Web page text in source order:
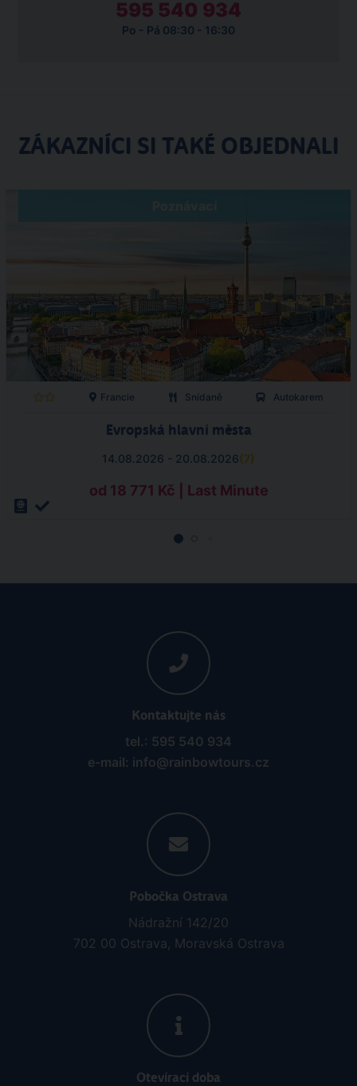
595 540 934
Po - Pá 08:30 - 16:30
ZÁKAZNÍCI SI TAKÉ OBJEDNALI
Francie Snídaně Autokarem
Evropská hlavní města
14.08.2026 - 20.08.2026(7)
od 18 771 Kč | Last Minute
Kontaktujte nás
tel.: 595 540 934
e-mail: info@rainbowtours.cz
Pobočka Ostrava
Nádražní 142/20
702 00 Ostrava, Moravská Ostrava
Otevírací doba